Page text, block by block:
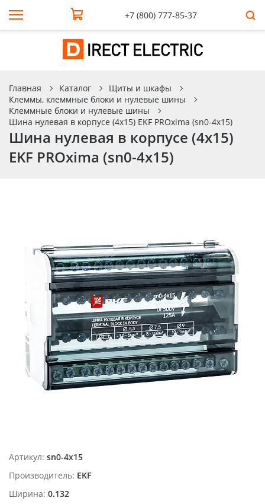
+7 (800) 777-85-37
Главная Каталог
Щиты и шкафы
Клеммы, клеммные блоки и нулевые шины
Клеммные блоки и нулевые шины
Шина нулевая в корпусе (4х15) EKF PROxima (sn0-4x15)
Шина нулевая в корпусе (4х15)
EKF PROxima (sn0-4x15)
Артикул: sn0-4x15
Производитель: EKF
Ширина: 0.132